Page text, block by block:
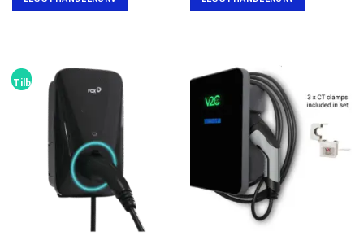
€899.00.€549.00.
€1,599.00.€879.00.
Tilbud!